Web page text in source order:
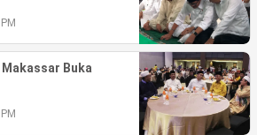
Buka